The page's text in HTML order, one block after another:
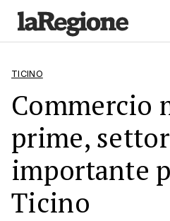
TICINO
Commercio
prime,
importante
Ticino